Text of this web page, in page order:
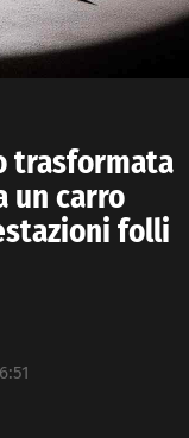
trasformata
un carro
folli